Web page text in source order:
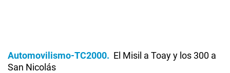
Automovilismo-TC2000
El Misil a Toay y los 300 a
San Nicolás